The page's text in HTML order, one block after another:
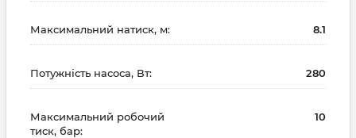
Максимальний натиск, м: 8.1
Потужність насоса, Вт: 280
Максимальний робочий
тиск, бар:
10